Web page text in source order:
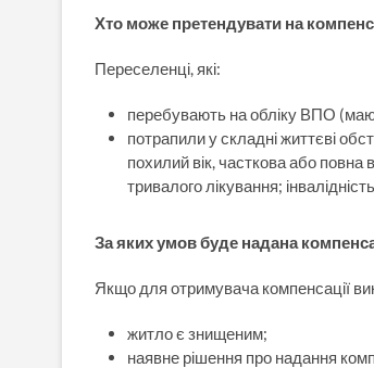
Хто може претендувати на
Переселенці, які:
перебувають на обліку ВПО
потрапили у складні життєві
похилий вік, часткова або повна
тривалого лікування;
За яких умов буде надана
Якщо для отримувача компенсації
житло є знищеним;
наявне рішення про надання